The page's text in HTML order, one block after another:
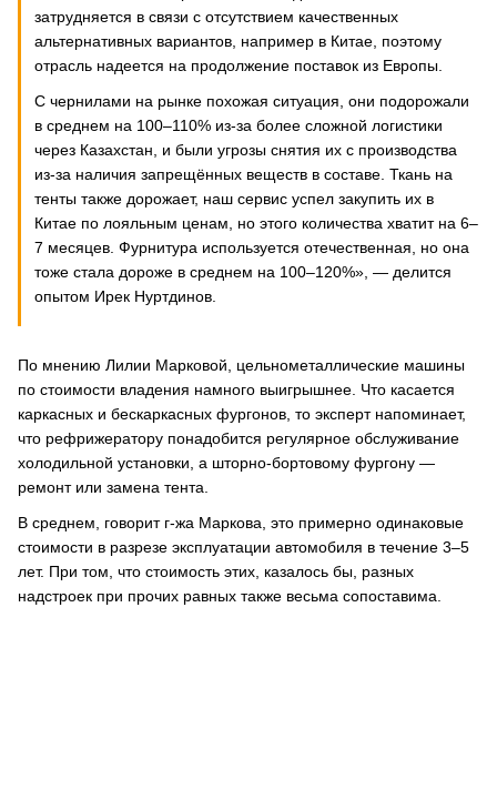
затрудняется в связи с отсутствием качественных
альтернативных вариантов, например в Китае, поэтому
отрасль надеется на продолжение поставок из Европы.
С чернилами на рынке похожая ситуация, они подорожали
в среднем на 100–110% из-за более сложной логистики
через Казахстан, и были угрозы снятия их с производства
из-за наличия запрещённых веществ в составе. Ткань на
тенты также дорожает, наш сервис успел закупить их в
Китае по лояльным ценам, но этого количества хватит на 6–
7 месяцев. Фурнитура используется отечественная, но она
тоже стала дороже в среднем на 100–120%», — делится
опытом Ирек Нуртдинов.
По мнению Лилии Марковой, цельнометаллические машины
по стоимости владения намного выигрышнее. Что касается
каркасных и бескаркасных фургонов, то эксперт напоминает,
что рефрижератору понадобится регулярное обслуживание
холодильной установки, а шторно-бортовому фургону —
ремонт или замена тента.
В среднем, говорит г-жа Маркова, это примерно одинаковые
стоимости в разрезе эксплуатации автомобиля в течение 3–5
лет. При том, что стоимость этих, казалось бы, разных
надстроек при прочих равных также весьма сопоставима.